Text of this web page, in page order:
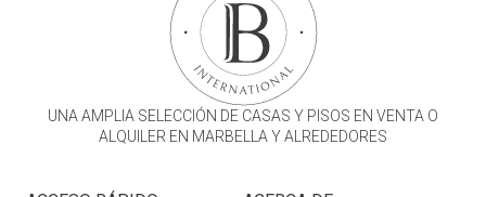
UNA AMPLIA SELECCIÓN DE CASAS Y PISOS EN VENTA O
ALQUILER EN MARBELLA Y ALREDEDORES